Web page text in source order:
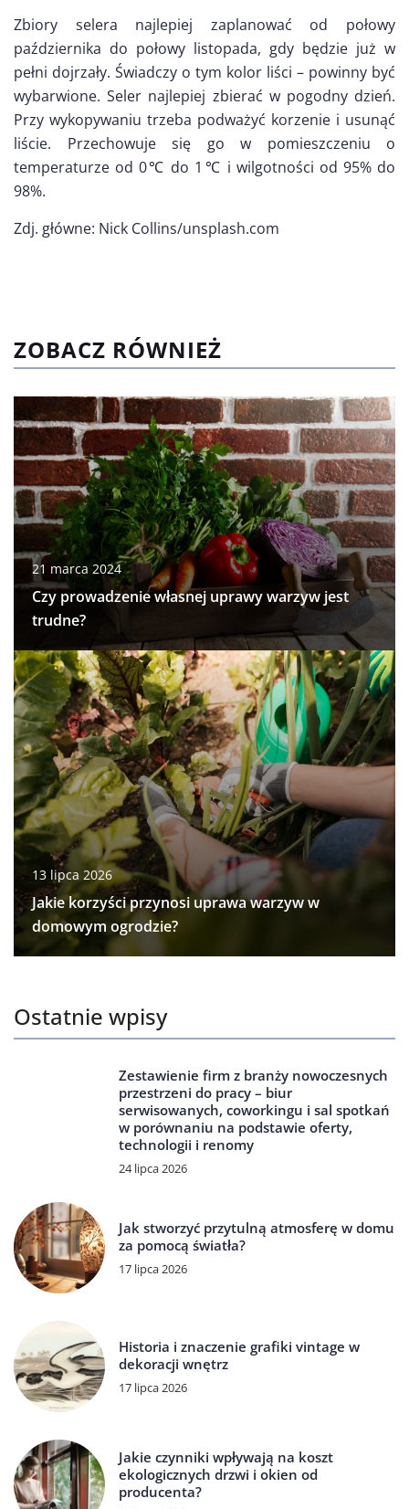
Zbiory selera najlepiej zaplanować od połowy
października do połowy listopada, gdy będzie już w
pełni dojrzały. Świadczy o tym kolor liści – powinny być
wybarwione. Seler najlepiej zbierać w pogodny dzień.
Przy wykopywaniu trzeba podważyć korzenie i usunąć
liście. Przechowuje się go w pomieszczeniu o
temperaturze od 0℃ do 1℃ i wilgotności od 95% do
98%.
Zdj. główne: Nick Collins/unsplash.com
ZOBACZ RÓWNIEŻ
21 marca 2024
Czy prowadzenie własnej uprawy warzyw jest
trudne?
13 lipca 2026
Jakie korzyści przynosi uprawa warzyw w
domowym ogrodzie?
Ostatnie wpisy
Zestawienie firm z branży nowoczesnych
przestrzeni do pracy – biur
serwisowanych, coworkingu i sal spotkań
w porównaniu na podstawie oferty,
technologii i renomy
24 lipca 2026
Jak stworzyć przytulną atmosferę w domu
za pomocą światła?
17 lipca 2026
Historia i znaczenie grafiki vintage w
dekoracji wnętrz
17 lipca 2026
Jakie czynniki wpływają na koszt
ekologicznych drzwi i okien od
producenta?